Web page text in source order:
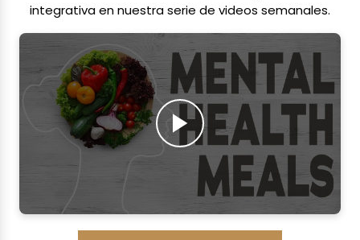
integrativa en nuestra serie de videos semanales.